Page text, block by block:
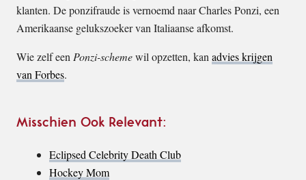
klanten. De ponzifraude is vernoemd naar Charles Ponzi, een
Amerikaanse gelukszoeker van Italiaanse afkomst.
Wie zelf een Ponzi-schemewil opzetten, kan advies krijgen
van Forbes.
Misschien Ook Relevant:
Eclipsed Celebrity Death Club
Hockey Mom